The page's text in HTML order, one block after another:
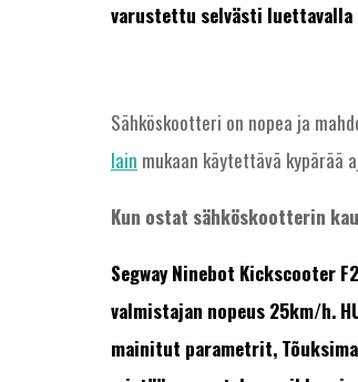
varustettu selvästi
Sähköskootteri on nopea ja
lain mukaan käytettävä kypärää
Kun ostat sähköskootterin
Segway Ninebot Kickscooter
valmistajan nopeus 25km/h.
mainitut parametrit,